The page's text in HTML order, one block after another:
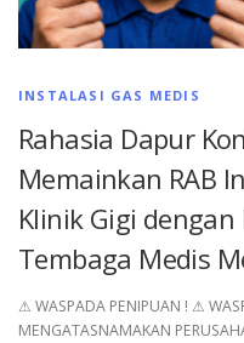
INSTALASI GAS MEDIS
Rahasia Dapur
Memainkan RAB
Klinik Gigi
Tembaga Medis
⚠︎ WASPADA PENIPUAN ! ⚠︎
MENGATASNAMAKAN